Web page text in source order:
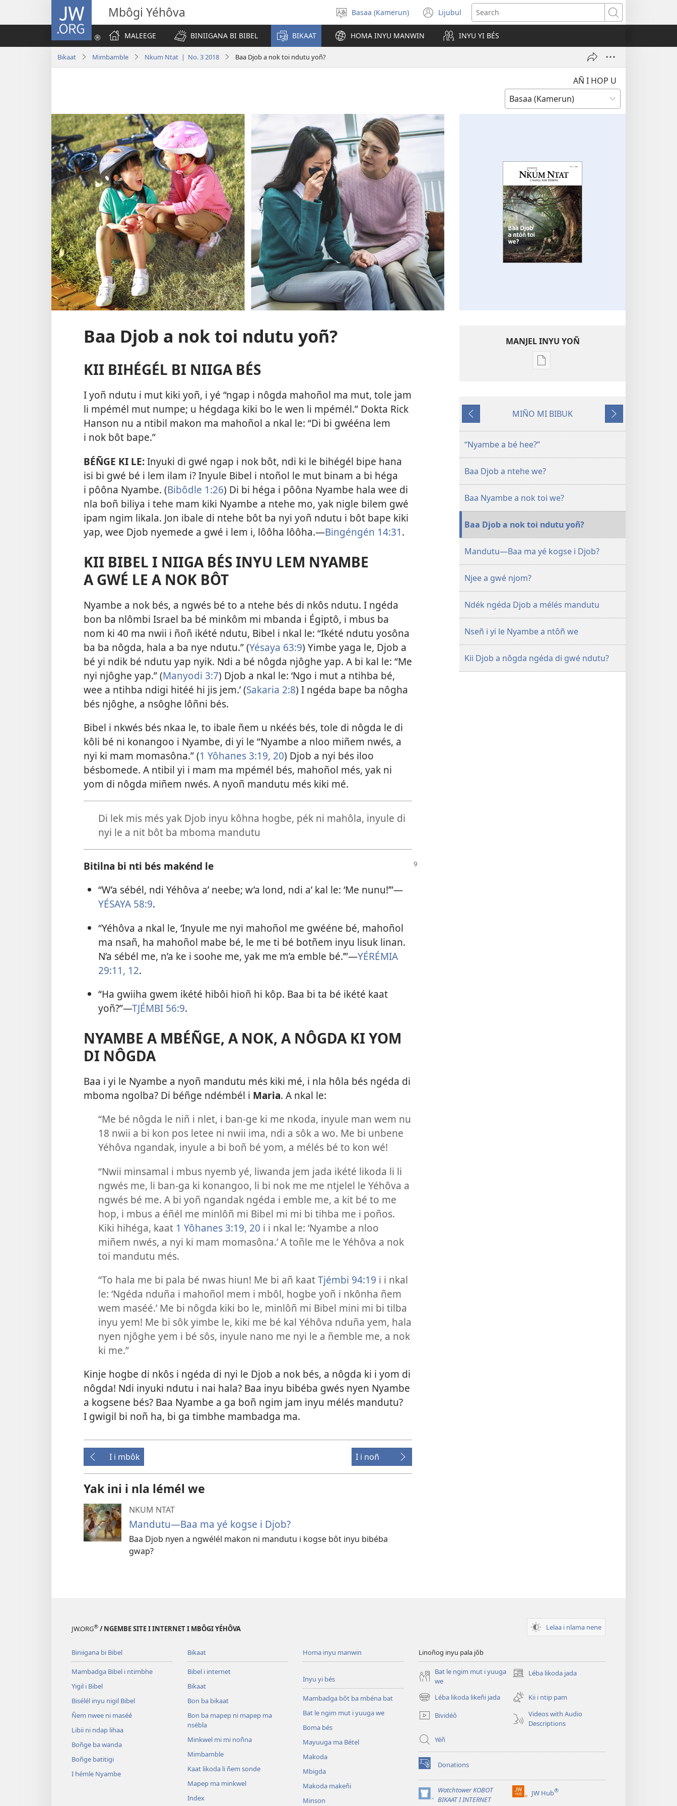
JW.ORG Mbôgi Yéhôva
Pohol
hilémb
Basaa (Kamerun) Lijubul
(opens
new
window)
Search
MALEEGE
BINIIGANA BI BIBEL BIKAAT HOMA INYU MANWIN INYU YI BÉS
Bikaat Mimbamble Nkum Ntat | No. 3 2018 Baa Djob a nok toi ndutu yoñ?
AÑ I HOP U
Baa Djob a nok toi ndutu yoñ?
KII BIHÉGÉL BI NIIGA BÉS
I yoñ ndutu i mut kiki yoñ, i yé “ngap i nôgda mahoñol ma mut, tole jam
li mpémél mut numpe; u hégdaga kiki bo le wen li mpémél.” Dokta Rick
Hanson nu a ntibil makon ma mahoñol a nkal le: “Di bi gwééna lem
i nok bôt bape.”
BÉÑGE KI LE:Inyuki di gwé ngap i nok bôt, ndi ki le bihégél bipe hana
isi bi gwé bé i lem ilam i? Inyule Bibel i ntoñol le mut binam a bi héga
i pôôna Nyambe. (Bibôdle 1:26) Di bi héga i pôôna Nyambe hala wee di
nla boñ biliya i tehe mam kiki Nyambe a ntehe mo, yak nigle bilem gwé
ipam ngim likala. Jon ibale di ntehe bôt ba nyi yoñ ndutu i bôt bape kiki
yap, wee Djob nyemede a gwé i lem i, lôôha lôôha.​—Bingéngén 14:31.
KII BIBEL I NIIGA BÉS INYU LEM NYAMBE
A GWÉ LE A NOK BÔT
Nyambe a nok bés, a ngwés bé to a ntehe bés di nkôs ndutu. I ngéda
bon ba nlômbi Israel ba bé minkôm mi mbanda i Égiptô, i mbus ba
nom ki 40 ma nwii i ñoñ ikété ndutu, Bibel i nkal le: “Ikété ndutu yosôna
ba ba nôgda, hala a ba nye ndutu.” (Yésaya 63:9) Yimbe yaga le, Djob a
bé yi ndik bé ndutu yap nyik. Ndi a bé nôgda njôghe yap. A bi kal le: “Me
nyi njôghe yap.” (Manyodi 3:7) Djob a nkal le: ‘Ngo i mut a ntihba bé,
wee a ntihba ndigi hitéé hi jis jem.’ (Sakaria 2:8) I ngéda bape ba nôgha
bés njôghe, a nsôghe lôñni bés.
Bibel i nkwés bés nkaa le, to ibale ñem u nkéés bés, tole di nôgda le di
kôli bé ni konangoo i Nyambe, di yi le “Nyambe a nloo miñem nwés, a
nyi ki mam momasôna.” (1 Yôhanes 3:19, 20) Djob a nyi bés iloo
bésbomede. A ntibil yi i mam ma mpémél bés, mahoñol més, yak ni
yom di nôgda miñem nwés. A nyoñ mandutu més kiki mé.
Di lek mis més yak Djob inyu kôhna hogbe, pék ni mahôla, inyule di
nyi le a nit bôt ba mboma mandutu
Bitilna bi nti bés makénd le
“W’a sébél, ndi Yéhôva a’ neebe; w’a lond, ndi a’ kal le: ‘Me nunu!’”​—
YÉSAYA 58:9.
“Yéhôva a nkal le, ‘Inyule me nyi mahoñol me gwééne bé, mahoñol
ma nsañ, ha mahoñol mabe bé, le me ti bé botñem inyu lisuk linan.
N’a sébél me, n’a ke i soohe me, yak me m’a emble bé.’”​—YÉRÉMIA
29:11, 12.
“Ha gwiiha gwem ikété hibôi hioñ hi kôp. Baa bi ta bé ikété kaat
yoñ?”​—TJÉMBI 56:9.
NYAMBE A MBÉÑGE, A NOK, A NÔGDA KI YOM
DI NÔGDA
Baa i yi le Nyambe a nyoñ mandutu més kiki mé, i nla hôla bés ngéda di
mboma ngolba? Di béñge ndémbél i Maria. A nkal le:
“Me bé nôgda le niñ i nlet, i ban-ge ki me nkoda, inyule man wem nu
18 nwii a bi kon pos letee ni nwii ima, ndi a sôk a wo. Me bi unbene
Yéhôva ngandak, inyule a bi boñ bé yom, a mélés bé to kon wé!
“Nwii minsamal i mbus nyemb yé, liwanda jem jada ikété likoda li li
ngwés me, li ban-ga ki konangoo, li bi nok me me ntjelel le Yéhôva a
ngwés bé me. A bi yoñ ngandak ngéda i emble me, a kit bé to me
hop, i mbus a éñél me minlôñ mi Bibel mi mi bi tihba me i poños.
Kiki hihéga, kaat 1 Yôhanes 3:19, 20 i i nkal le: ‘Nyambe a nloo
miñem nwés, a nyi ki mam momasôna.’ A toñle me le Yéhôva a nok
toi mandutu més.
“To hala me bi pala bé nwas hiun! Me bi añ kaatTjémbi 94:19 i i nkal
le: ‘Ngéda nduña i mahoñol mem i mbôl, hogbe yoñ i nkônha ñem
wem maséé.’ Me bi nôgda kiki bo le, minlôñ mi Bibel mini mi bi tilba
inyu yem! Me bi sôk yimbe le, kiki me bé kal Yéhôva nduña yem, hala
nyen njôghe yem i bé sôs, inyule nano me nyi le a ñemble me, a nok
ki me.”
Kinje hogbe di nkôs i ngéda di nyi le Djob a nok bés, a nôgda ki i yom di
nôgda! Ndi inyuki ndutu i nai hala? Baa inyu bibéba gwés nyen Nyambe
a kogsene bés? Baa Nyambe a ga boñ ngim jam inyu mélés mandutu?
I gwigil bi noñ ha, bi ga timbhe mambadga ma.
I i mbôk I i noñ
Yak ini i nla lémél we
NKUM NTAT
Mandutu​—Baa ma yé kogse i Djob?
Baa Djob nyen a ngwélél makon ni mandutu i kogse bôt inyu bibéba
gwap?
MANJEL INYU YOÑ
Manjel
bi
Djob
a
ntôñ
toi
we?
i
mbôk
MIÑO MI BIBUK
i
“Nyambe a bé hee?”
Baa Djob a ntehe we?
Baa Nyambe a nok toi we?
Baa Djob a nok toi ndutu yoñ?
Mandutu​—Baa ma yé kogse i Djob?
Njee a gwé njom?
Ndék ngéda Djob a mélés mandutu
Nseñ i yi le Nyambe a ntôñ we
Kii Djob a nôgda ngéda di gwé ndutu?
JW.ORG® / NGEMBE SITE I INTERNET I MBÔGI YÉHÔVA Lelaa i nlama nene
Biniigana bi Bibel
Mambadga Bibel i ntimbhe
Yigil i Bibel
Bisélél inyu nigil Bibel
Ñem nwee ni maséé
Libii ni ndap lihaa
Boñge ba wanda
Boñge batitigi
I hémle Nyambe
Bikaat
Bibel i internet
Bikaat
Bon ba bikaat
Bon ba mapep ni mapep ma
nsébla
Minkwel mi mi noñna
Mimbamble
Kaat likoda li ñem sonde
Mapep ma minkwel
Index
Homa inyu manwin
Inyu yi bés
Mambadga bôt ba mbéna bat
Bat le ngim mut i yuuga we
Boma bés
Mayuuga ma Bétel
Makoda
Mbigda
Makoda makeñi
Minson
Linoñog inyu pala jôb
Bat le ngim mut i yuuga
we
Léba likoda jada
(opens
window)
Léba likoda likeñi jada
(opens
new
window)
Kii i ntip pam
Bividéô
Videos with Audio
Descriptions
Yéñ
Donations
(opens
new
window)Watchtower KOBOT
BIKAAT I INTERNET
(opens
JW Hub®
(opens